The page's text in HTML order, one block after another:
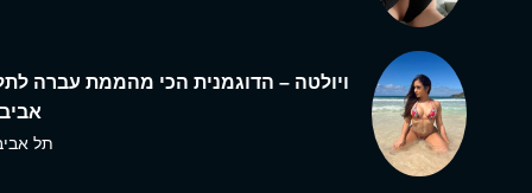
ויולטה – הדוגמנית הכי מהממת עברה
תל